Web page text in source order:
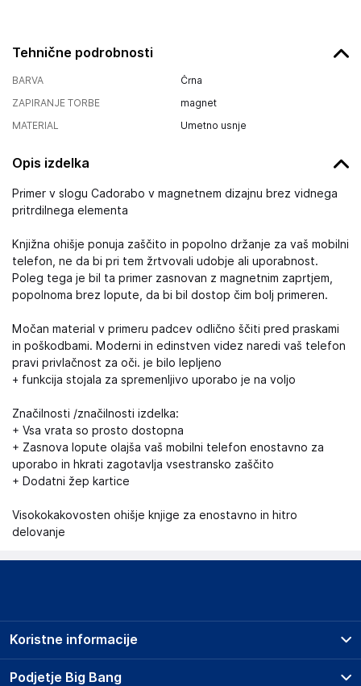
Tehnične podrobnosti
BARVA
Črna
ZAPIRANJE TORBE
magnet
MATERIAL
Umetno usnje
Opis izdelka
Primer v slogu Cadorabo v magnetnem dizajnu brez vidnega
pritrdilnega elementa
Knjižna ohišje ponuja zaščito in popolno držanje za vaš mobilni
telefon, ne da bi pri tem žrtvovali udobje ali uporabnost.
Poleg tega je bil ta primer zasnovan z magnetnim zaprtjem,
popolnoma brez lopute, da bi bil dostop čim bolj primeren.
Močan material v primeru padcev odlično ščiti pred praskami
in poškodbami. Moderni in edinstven videz naredi vaš telefon
pravi privlačnost za oči. je bilo lepljeno
+ funkcija stojala za spremenljivo uporabo je na voljo
Značilnosti /značilnosti izdelka:
+ Vsa vrata so prosto dostopna
+ Zasnova lopute olajša vaš mobilni telefon enostavno za
uporabo in hkrati zagotavlja vsestransko zaščito
+ Dodatni žep kartice
Visokokakovosten ohišje knjige za enostavno in hitro
delovanje
Podjetje Big Bang
Koristne informacije
Prodajna mesta